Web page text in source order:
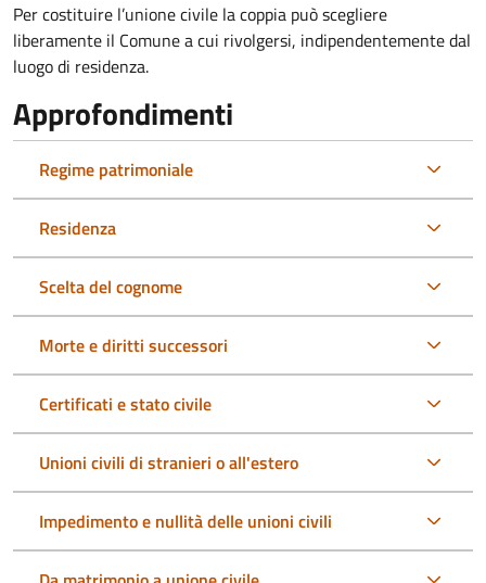
Per costituire l’unione civile la coppia può scegliere
liberamente il Comune a cui rivolgersi, indipendentemente dal
luogo di residenza.
Approfondimenti
Regime patrimoniale
Residenza
Scelta del cognome
Morte e diritti successori
Certificati e stato civile
Unioni civili di stranieri o all'estero
Impedimento e nullità delle unioni civili